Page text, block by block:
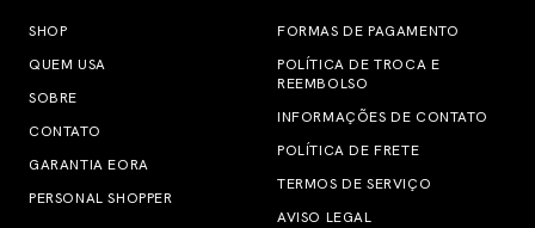
SHOP
QUEM USA
SOBRE
CONTATO
GARANTIA EORA
PERSONAL SHOPPER
FORMAS DE PAGAMENTO
POLÍTICA DE TROCA E
REEMBOLSO
INFORMAÇÕES DE CONTATO
POLÍTICA DE FRETE
TERMOS DE SERVIÇO
AVISO LEGAL